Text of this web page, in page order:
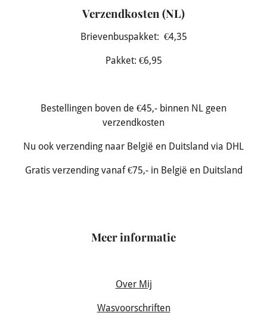
Verzendkosten (NL)
Brievenbuspakket: €4,35
Pakket: €6,95
Bestellingen boven de €45,- binnen NL geen
verzendkosten
Nu ook verzending naar België en Duitsland via DHL
Gratis verzending vanaf €75,- in België en Duitsland
Meer informatie
Over Mij
Wasvoorschriften